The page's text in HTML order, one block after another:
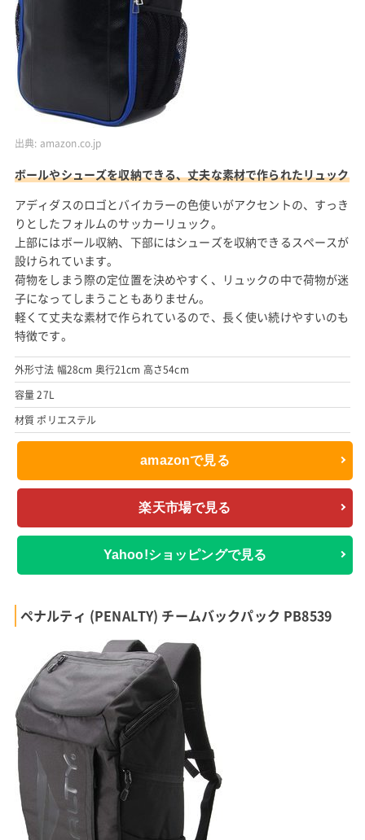
出典: amazon.co.jp
ボールやシューズを収納できる、丈夫な素材で作られたリュック
アディダスのロゴとバイカラーの色使いがアクセントの、すっき
りとしたフォルムのサッカーリュック。
上部にはボール収納、下部にはシューズを収納できるスペースが
設けられています。
荷物をしまう際の定位置を決めやすく、リュックの中で荷物が迷
子になってしまうこともありません。
軽くて丈夫な素材で作られているので、長く使い続けやすいのも
特徴です。
外形寸法 幅28cm 奥行21cm 高さ54cm
容量 27L
材質 ポリエステル
amazonで見る
楽天市場で見る
Yahoo!ショッピングで見る
ペナルティ (PENALTY) チームバックパック PB8539